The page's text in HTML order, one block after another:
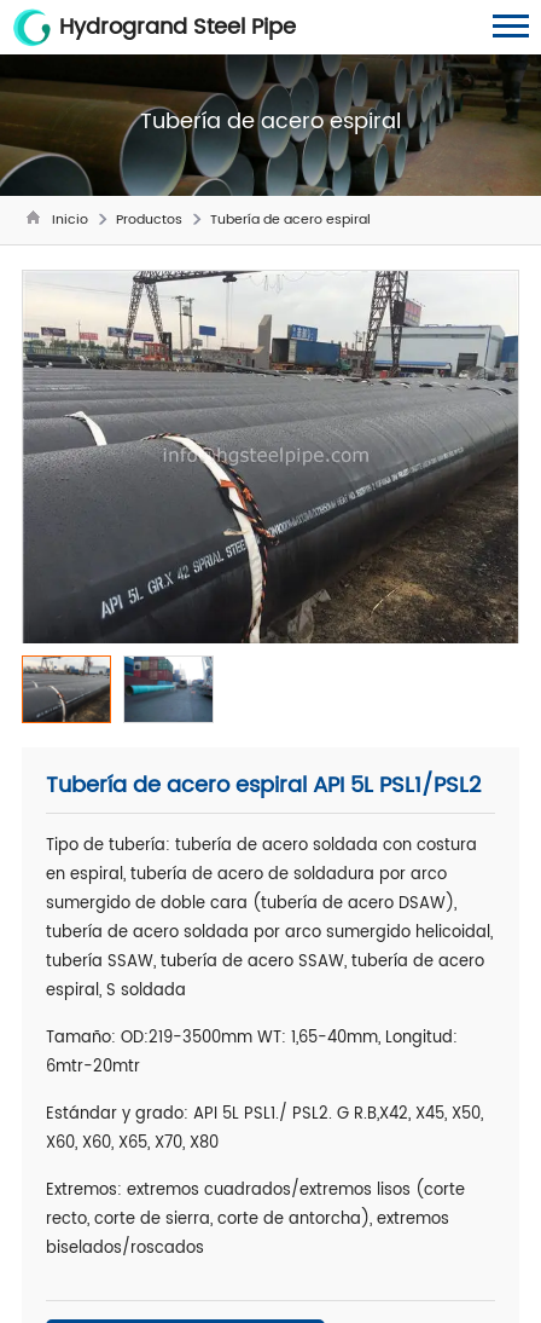
Hydrogrand Steel Pipe
Tubería de acero espiral
Inicio Productos Tubería de acero espiral
Tubería de acero espiral API 5L PSL1/PSL2
Tipo de tubería: tubería de acero soldada con costura
en espiral, tubería de acero de soldadura por arco
sumergido de doble cara (tubería de acero DSAW),
tubería de acero soldada por arco sumergido helicoidal,
tubería SSAW, tubería de acero SSAW, tubería de acero
espiral, S soldada
Tamaño: OD:219-3500mm WT: 1,65-40mm, Longitud:
6mtr-20mtr
Estándar y grado: API 5L PSL1./ PSL2. G R.B,X42, X45, X50,
X60, X60, X65, X70, X80
Extremos: extremos cuadrados/extremos lisos (corte
recto, corte de sierra, corte de antorcha), extremos
biselados/roscados